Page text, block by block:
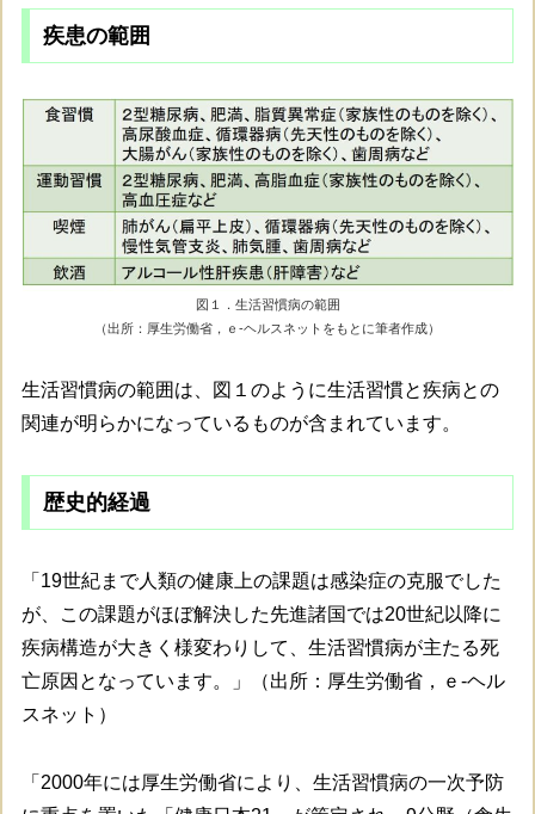
疾患の範囲
図１．生活習慣病の範囲
（出所：厚生労働省，ｅ-ヘルスネットをもとに筆者作成）
生活習慣病の範囲は、図１のように生活習慣と疾病との
関連が明らかになっているものが含まれています。
歴史的経過
「19世紀まで人類の健康上の課題は感染症の克服でした
が、この課題がほぼ解決した先進諸国では20世紀以降に
疾病構造が大きく様変わりして、生活習慣病が主たる死
亡原因となっています。」（出所：厚生労働省，ｅ-ヘル
スネット）
「2000年には厚生労働省により、生活習慣病の一次予防